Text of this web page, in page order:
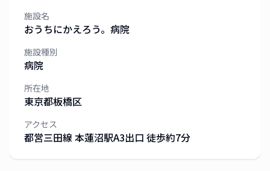
施設名
おうちにかえろう。病院
施設種別
病院
所在地
東京都板橋区
アクセス
都営三田線 本蓮沼駅A3出口 徒歩約7分